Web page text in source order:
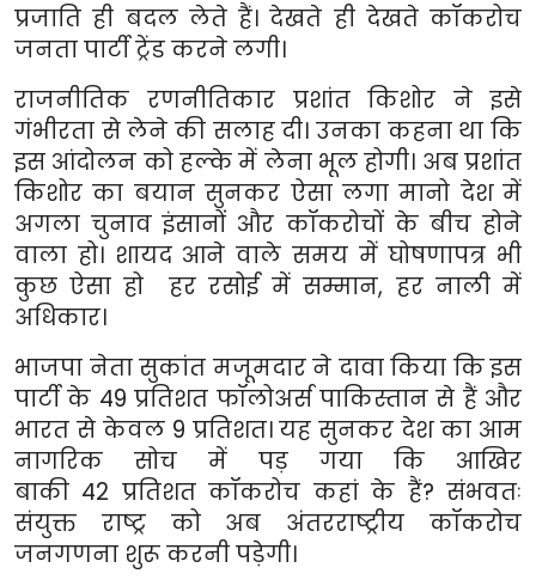
प्रजाति ही बदल लेते हैं। देखते ही देखते कॉकरोच
जनता पार्टी ट्रेंड करने लगी।
राजनीतिक रणनीतिकार प्रशांत किशोर ने इसे
गंभीरता से लेने की सलाह दी। उनका कहना था कि
इस आंदोलन को हल्के में लेना भूल होगी। अब प्रशांत
किशोर का बयान सुनकर ऐसा लगा मानो देश में
अगला चुनाव इंसानों और कॉकरोचों के बीच होने
वाला हो। शायद आने वाले समय में घोषणापत्र भी
कुछ ऐसा हो हर रसोई में सम्मान, हर नाली में
अधिकार।
भाजपा नेता सुकांत मजूमदार ने दावा किया कि इस
पार्टी के 49प्रतिशत फॉलोअर्स पाकिस्तान से हैं और
भारत से केवल 9 प्रतिशत। यह सुनकर देश का आम
नागरिक सोच में पड़ गया कि आखिर
बाकी 42 प्रतिशत कॉकरोच कहां के हैं?संभवतः
संयुक्त राष्ट्र को अब अंतरराष्ट्रीय कॉकरोच
जनगणना शुरू करनी पड़ेगी।